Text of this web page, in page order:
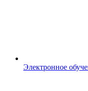
Электронное